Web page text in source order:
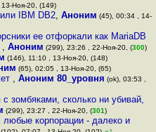
Ноя-20, (149)
IBM DB2, Аноним (45), 00:34 , 14-
ее отфоркали как MariaDB
, Аноним (299), 23:26 , 22-Ноя-20, (300)
(146), 11:10 , 13-Ноя-20, (148)
(65), 02:05 , 13-Ноя-20, (65)
, Аноним 80_уровня (ok), 03:53 ,
с зомбяками, сколько ни убивай,
(299), 23:27 , 22-Ноя-20, (301)
любые корпорации - далеко и